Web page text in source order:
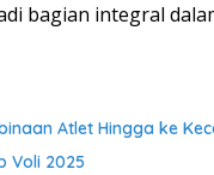
bagian integral
Atlet Hingga ke
Voli 2025